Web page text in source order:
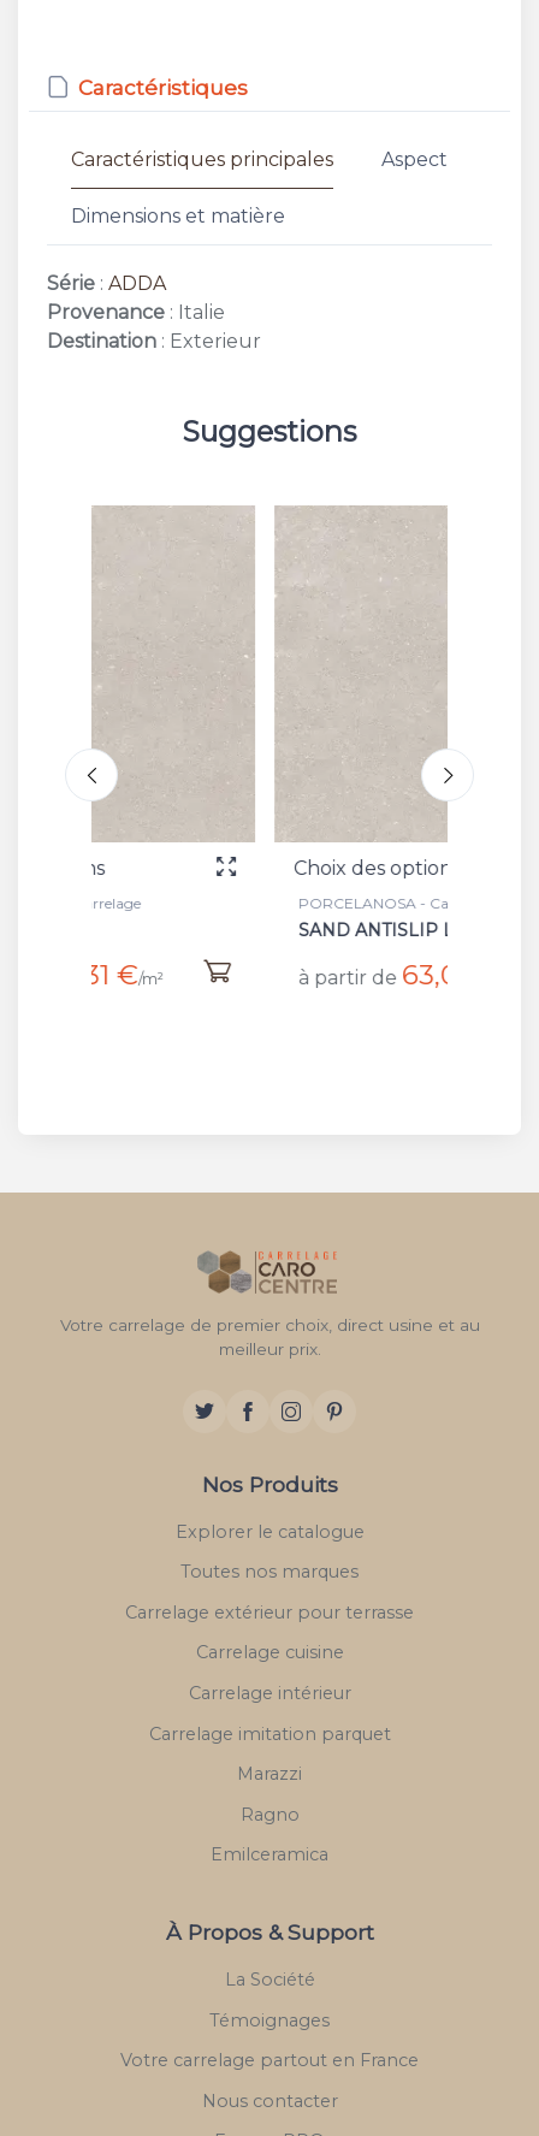
Caractéristiques
Caractéristiques principales Aspect
Dimensions et matière
Série : ADDA
Provenance : Italie
Destination : Exterieur
Suggestions
Choix des options
PORCELANOSA - Carrelage
à partir de 63,07 €/m²
Votre carrelage de premier choix, direct usine et au
meilleur prix.
Nos Produits
Explorer le catalogue
Toutes nos marques
Carrelage extérieur pour terrasse
Carrelage cuisine
Carrelage intérieur
Carrelage imitation parquet
Marazzi
Ragno
Emilceramica
À Propos & Support
La Société
Témoignages
Votre carrelage partout en France
Nous contacter